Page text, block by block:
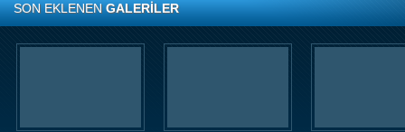
SON EKLENENGALERİLER